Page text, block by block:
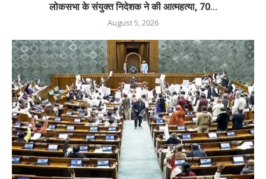
लोकसभा के संयुक्त निदेशक ने की आत्महत्या, 70...
August 5, 2026